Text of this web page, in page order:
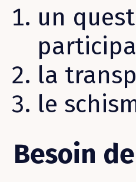
un
la
le
Besoin